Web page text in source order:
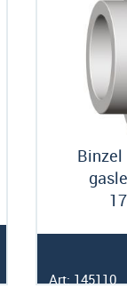
Art: 145110